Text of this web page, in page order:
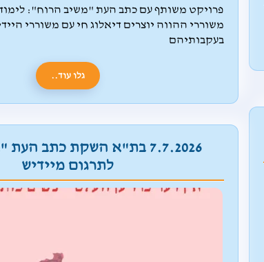
פרויקט משותף עם כתב העת "משיב הרוח":
משוררי ההווה יוצרים דיאלוג חי עם משוררי
בעקבותיהם
גלו עוד..
7.7.2026 בת"א השקת כתב
לתרגום מיידיש
בפסטיבל
במופע